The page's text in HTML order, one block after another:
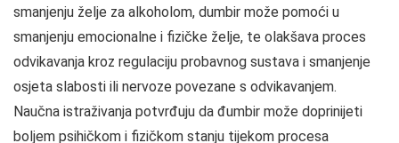
smanjenju želje za alkoholom, dumbir može pomoći u
smanjenju emocionalne i fizičke želje, te olakšava proces
odvikavanja kroz regulaciju probavnog sustava i smanjenje
osjeta slabosti ili nervoze povezane s odvikavanjem.
Naučna istraživanja potvrđuju da đumbir može doprinijeti
boljem psihičkom i fizičkom stanju tijekom procesa